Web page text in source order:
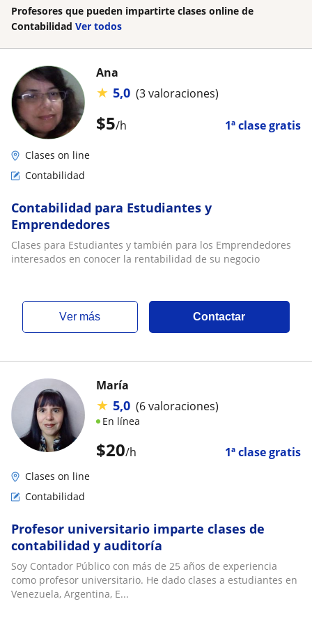
Profesores que pueden impartirte clases online de
Contabilidad Ver todos
$5/h 1ª clase gratis
Ana
★ 5,0 (3 valoraciones)
Clases on line
Contabilidad
Contabilidad para Estudiantes y
Emprendedores
Clases para Estudiantes y también para los Emprendedores
interesados en conocer la rentabilidad de su negocio
ver más Contactar
$20/h 1ª clase gratis
María
★ 5,0 (6 valoraciones)
En línea
Clases on line
Contabilidad
Profesor universitario imparte clases de
contabilidad y auditoría
Soy Contador Público con más de 25 años de experiencia
como profesor universitario. He dado clases a estudiantes en
Venezuela, Argentina, E...